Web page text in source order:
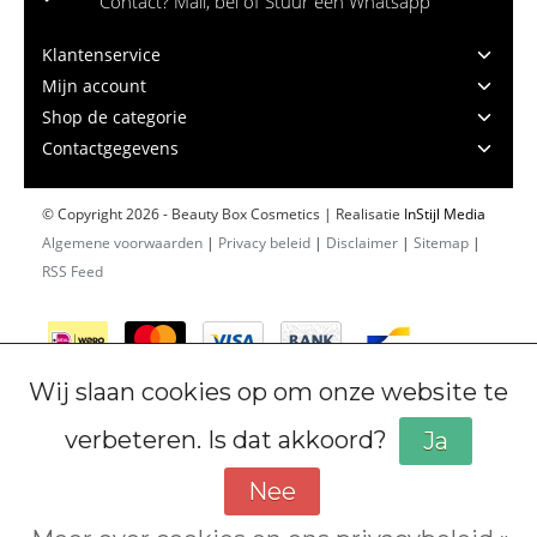
Klantenservice
Mijn account
Shop de categorie
Contactgegevens
© Copyright 2026 - Beauty Box Cosmetics | Realisatie InStijl Media
Algemene voorwaarden | Privacy beleid | Disclaimer | Sitemap |
RSS Feed
Wij slaan cookies op om onze website te
verbeteren. Is dat akkoord?
Ja
Nee